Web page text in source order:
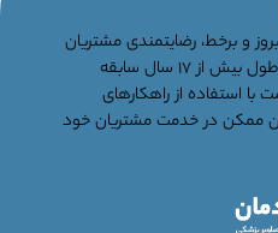
و برخط، رضایتمندی مشتریان
خود را اولویت اول قرارداده و در طول بیش از ۱۷ سال سابقه
با استفاده از راهکارهای
ممکن در خدمت مشتریان خود